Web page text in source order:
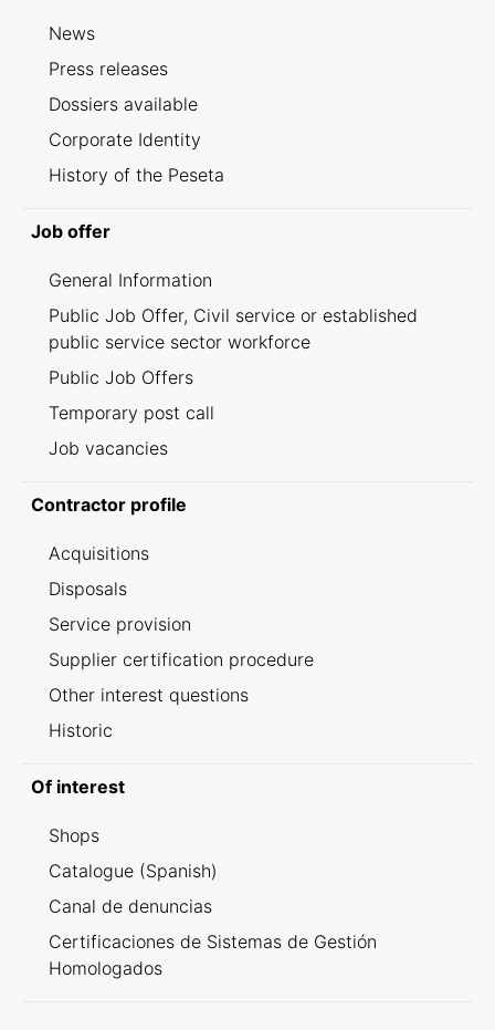
News
Press releases
Dossiers available
Corporate Identity
History of the Peseta
Job offer
General Information
Public Job Offer, Civil service or established
public service sector workforce
Public Job Offers
Temporary post call
Job vacancies
Contractor profile
Acquisitions
Disposals
Service provision
Supplier certification procedure
Other interest questions
Historic
Of interest
Shops
Catalogue (Spanish)
Canal de denuncias
Certificaciones de Sistemas de Gestión
Homologados